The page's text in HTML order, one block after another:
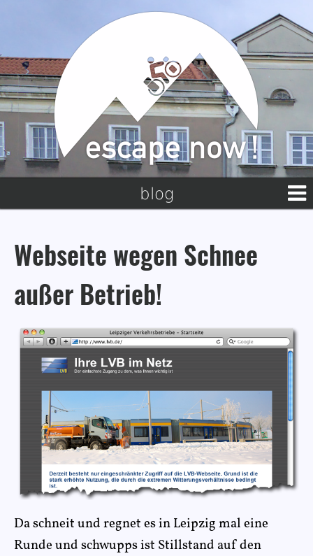
blog
Webseite wegen Schnee
außer Betrieb!
Da schneit und regnet es in Leipzig mal eine
Runde und schwupps ist Stillstand auf den